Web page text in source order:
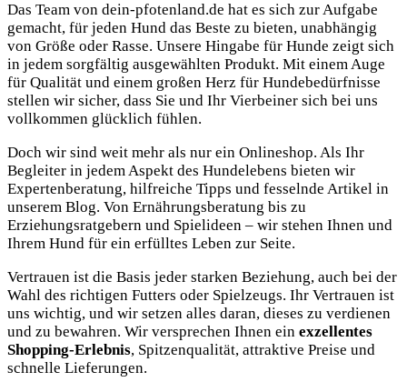
Das Team von dein-pfotenland.de hat es sich zur Aufgabe
gemacht, für jeden Hund das Beste zu bieten, unabhängig
von Größe oder Rasse. Unsere Hingabe für Hunde zeigt sich
in jedem sorgfältig ausgewählten Produkt. Mit einem Auge
für Qualität und einem großen Herz für Hundebedürfnisse
stellen wir sicher, dass Sie und Ihr Vierbeiner sich bei uns
vollkommen glücklich fühlen.
Doch wir sind weit mehr als nur ein Onlineshop. Als Ihr
Begleiter in jedem Aspekt des Hundelebens bieten wir
Expertenberatung, hilfreiche Tipps und fesselnde Artikel in
unserem Blog. Von Ernährungsberatung bis zu
Erziehungsratgebern und Spielideen – wir stehen Ihnen und
Ihrem Hund für ein erfülltes Leben zur Seite.
Vertrauen ist die Basis jeder starken Beziehung, auch bei der
Wahl des richtigen Futters oder Spielzeugs. Ihr Vertrauen ist
uns wichtig, und wir setzen alles daran, dieses zu verdienen
und zu bewahren. Wir versprechen Ihnen ein exzellentes
Shopping-Erlebnis, Spitzenqualität, attraktive Preise und
schnelle Lieferungen.